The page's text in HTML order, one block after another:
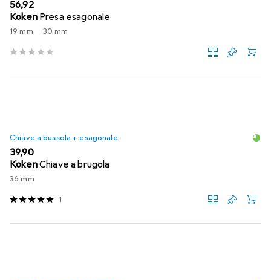
EUR
56,92
Koken Presa esagonale
19 mm 30 mm
Chiave a bussola + esagonale
EUR
39,90
KokenChiave a brugola
36 mm
1